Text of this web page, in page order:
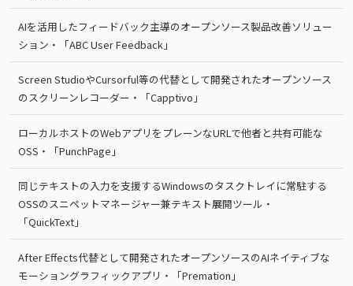
AIを活用したフィードバック主導のオープンソース製品改善ソリュー
ション・「ABC User Feedback」
Screen StudioやCursorful等の代替として開発されたオープンソース
のスクリーンレコーダー・「Capptivo」
ローカルホストのWebアプリをプレーンなURLで他者と共有可能な
OSS・「PunchPage」
同じテキストの入力を支援するWindowsのタスクトレイに常駐する
OSSのスニペットマネージャー兼テキスト展開ツール・
「QuickText」
After Effects代替として開発されたオープンソースのAIネイティブな
モーショングラフィックアプリ・「Premation」